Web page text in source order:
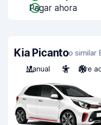
Pagar ahora
Kia Picantoo similar
Manual
5 Aire